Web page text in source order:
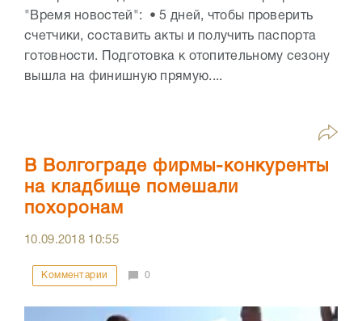
"Время новостей": • 5 дней, чтобы проверить
счетчики, составить акты и получить паспорта
готовности. Подготовка к отопительному сезону
вышла на финишную прямую....
В Волгограде фирмы-конкуренты
на кладбище помешали
похоронам
10.09.2018 10:55
Комментарии 0